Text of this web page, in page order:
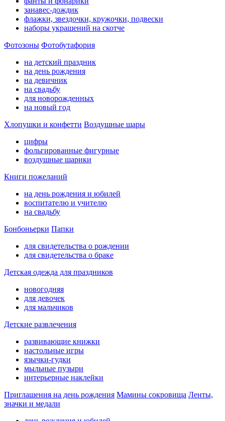
занавес-дождик
флажки, звездочки, кружочки, подвески
наборы украшений на скотче
Фотозоны Фотобутафория
на детский праздник
на день рождения
на девичник
на свадьбу
для новорожденных
на новый год
Хлопушки и конфетти Воздушные шары
цифры
фольгированные фигурные
воздушные шарики
Книги пожеланий
на день рождения и юбилей
воспитателю и учителю
на свадьбу
Бонбоньерки Папки
для свидетельства о рождении
для свидетельства о браке
Детская одежда для праздников
новогодняя
для девочек
для мальчиков
Детские развлечения
развивающие книжки
настольные игры
язычки-гудки
мыльные пузыри
интерьерные наклейки
Приглашения на день рождения Мамины сокровища Ленты,
значки и медали